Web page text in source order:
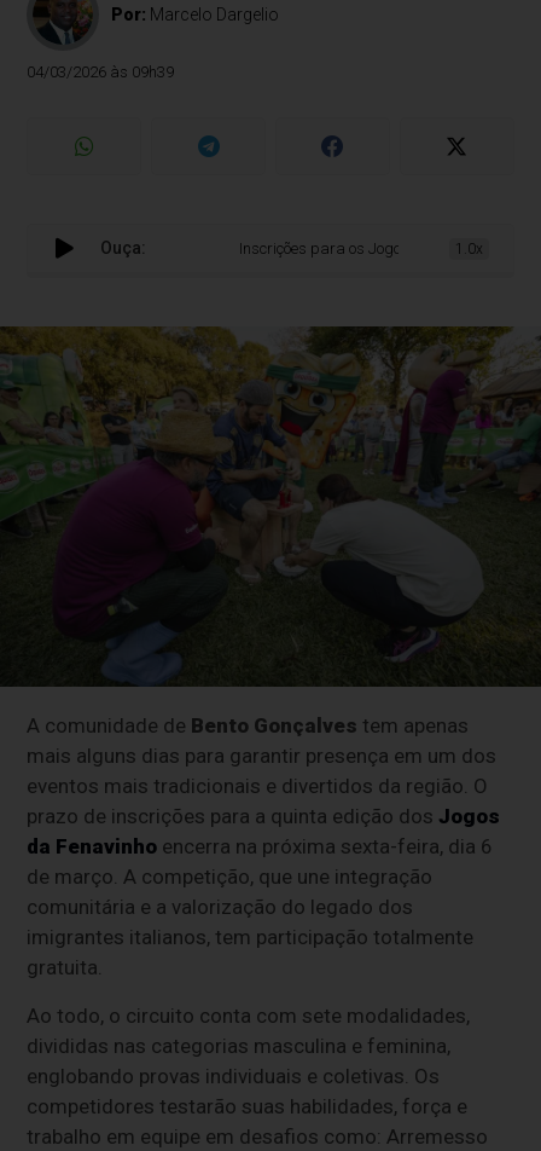
Por: Marcelo Dargelio
04/03/2026 às 09h39
Ouça: Inscrições para os Jogos da Fenavinho
1.0x
A comunidade de Bento Gonçalves tem apenas
mais alguns dias para garantir presença em um dos
eventos mais tradicionais e divertidos da região. O
prazo de inscrições para a quinta edição dos Jogos
da Fenavinho encerra na próxima sexta-feira, dia 6
de março. A competição, que une integração
comunitária e a valorização do legado dos
imigrantes italianos, tem participação totalmente
gratuita.
Ao todo, o circuito conta com sete modalidades,
divididas nas categorias masculina e feminina,
englobando provas individuais e coletivas. Os
competidores testarão suas habilidades, força e
trabalho em equipe em desafios como: Arremesso